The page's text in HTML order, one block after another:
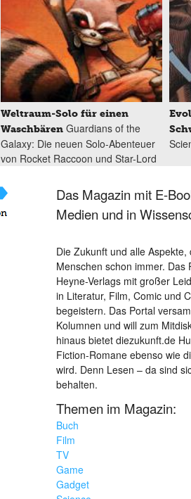
Weltraum-Solo für einen
Waschbären Guardians of the
Galaxy: Die neuen Solo-Abenteuer
von Rocket Raccoon und Star-Lord
Das Magazin mit E-
Medien und in
Die Zukunft und alle
Menschen schon immer.
Heyne-Verlags mit großer
in Literatur, Film, Comic und
begeistern. Das Portal
Kolumnen und will zum
hinaus bietet diezukunft.de
Fiction-Romane ebenso wie
wird. Denn Lesen – da sind
behalten.
Themen im Magazin:
Buch
Film
TV
Game
Gadget